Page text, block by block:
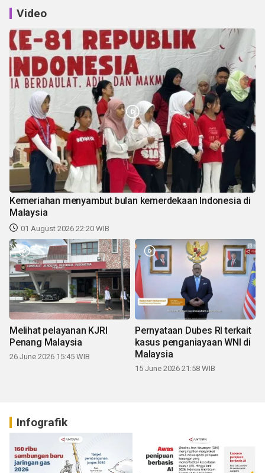
Video
Kemeriahan menyambut bulan kemerdekaan Indonesia di
Malaysia
01 August 2026 22:20 WIB
Melihat pelayanan KJRI
Penang Malaysia
26 June 2026 15:45 WIB
Pernyataan Dubes RI terkait
kasus penganiayaan WNI di
Malaysia
15 June 2026 21:58 WIB
Infografik